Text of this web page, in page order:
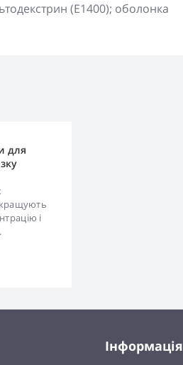
(Е1400); оболонка
для
і
Інформація